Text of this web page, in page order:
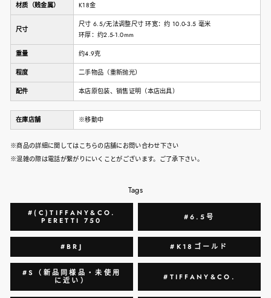
材质（贱金属） K18金
尺寸
尺寸 6.5/无法调整尺寸 环宽：约 10.0-3.5 毫米
环厚：约2.5-1.0mm
重量 约4.9克
程度 二手物品（重新抛光）
配件 本店原包装、销售证明（本店出具）
在庫店舗 ※移動中
※商品の詳細に関してはこちらの店舗にお問い合わせ下さい
※混雑の際は電話が繋がりにいくことがございます。ご了承下さい。
Tags
#(C)TIFFANY&CO.
PERETTI 750
#6.5号
#BRJ #K18ゴールド
#S（新品同様品・未使用
に近い）
#TIFFANY&CO.